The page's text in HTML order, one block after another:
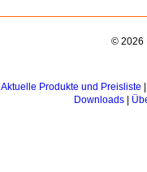
© 2026
Aktuelle Produkte und Preisliste
Downloads|